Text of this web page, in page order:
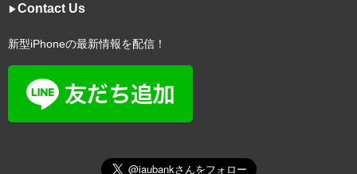
▶︎Contact Us
新型iPhoneの最新情報を配信！